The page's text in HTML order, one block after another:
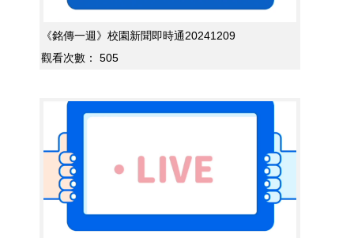
《銘傳一週》校園新聞即時通20241209
觀看次數：
505